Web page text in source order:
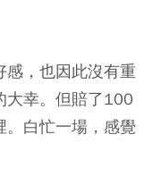
感，也因此沒有重
大幸。但賠了100
。白忙一場，感覺